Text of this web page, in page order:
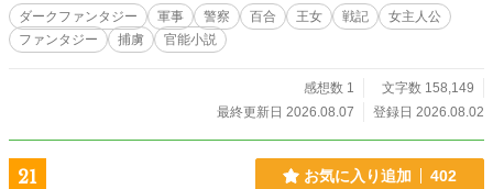
学校を首席で卒業し、陸軍空挺師団偵察隊の副隊長として最
前線へ赴く。 一方のノヴァも王国警察軍の精鋭部隊に身を投
じ、緊迫する西メシア州の治安維持任務に挑む。 しかし、戦
捕虜としての過酷な運命に直面することになる。 敵の手に落
ちた姉妹を待ち受けていたのは、屈辱的な凌辱の危機、そし
這い上がるのか――。戦火と官能が交錯する、衝撃の物語の
ダークファンタジー 軍事 警察 百合 王女 戦記
女主人公
ファンタジー
捕虜 官能小説
感想数 1
文字数 158,149
最終更新日 2026.08.07
登録日 2026.08.02
21 お気に入り追加 402